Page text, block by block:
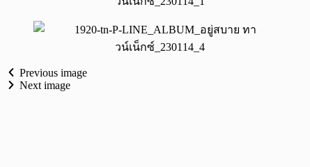
Previous image
Next image